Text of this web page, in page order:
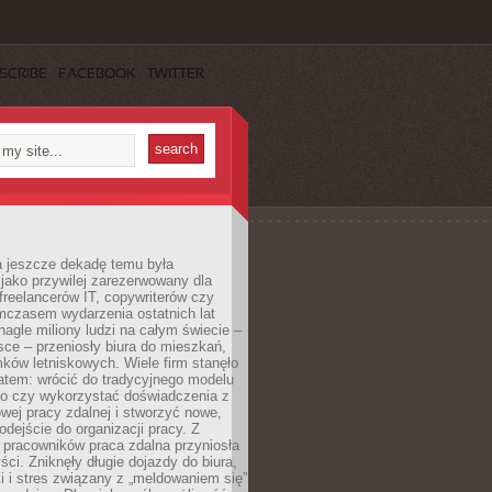
FACEBOOK TWITTER
jeszcze dekadę temu była
przywilej zarezerwowany dla
IT, copywriterów czy
wydarzenia ostatnich lat
miliony ludzi na całym świecie –
– przeniosły biura do mieszkań,
letniskowych. Wiele firm stanęło
wrócić do tradycyjnego modelu
czy wykorzystać doświadczenia z
pracy zdalnej i stworzyć nowe,
do organizacji pracy. Z
praca zdalna przyniosła
Zniknęły długie dojazdy do biura,
i stres związany z „meldowaniem się”